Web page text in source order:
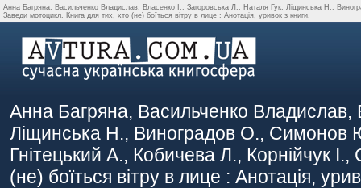
Анна Багряна, Васильченко Владислав, Власенко І., Загоровська Л., Наталя Гук, Ліщинська Н.,
Заведи мотоцикл. Книга для тих, хто (не) боїться вітру в лице : Анотація, уривок з книги.
Анна Багряна, Васильченко Владислав,
Ліщинська Н., Виноградов О., Симонов
Гнітецький А., Кобичева Л., Корнійчук
(не) боїться вітру в лице : Анотація,